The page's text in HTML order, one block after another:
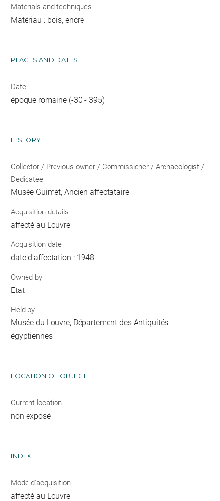
Materials and techniques
Matériau : bois, encre
PLACES AND DATES
Date
époque romaine (-30 - 395)
HISTORY
Collector / Previous owner / Commissioner / Archaeologist /
Dedicatee
Musée Guimet, Ancien affectataire
Acquisition details
affecté au Louvre
Acquisition date
date d'affectation : 1948
Owned by
Etat
Held by
Musée du Louvre, Département des Antiquités
égyptiennes
LOCATION OF OBJECT
Current location
non exposé
INDEX
Mode d'acquisition
affecté au Louvre